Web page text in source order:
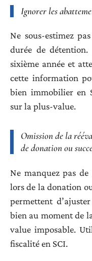
Ignorer les
Ne sous-estimez
durée de détention.
sixième année et
cette information
bien immobilier en
sur la plus-value.
Omission de la
de donation ou
Ne manquez pas
lors de la donation
permettent
bien au moment de
value imposable.
fiscalité en SCI.